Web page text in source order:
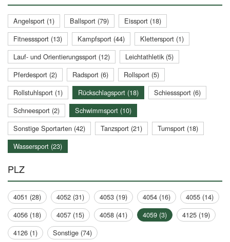
Angelsport (1) Ballsport (79)
Eissport (18)
Fitnesssport (13)
Kampfsport (44)
Klettersport (1)
Lauf- und Orientierungssport (12)
Leichtathletik (5)
Pferdesport (2)
Radsport (6)
Rollsport (5)
Rollstuhlsport (1)
Rückschlagsport (18)
Schiesssport (6)
Schneesport (2)
Schwimmsport (10)
Sonstige Sportarten (42)
Tanzsport (21)
Turnsport (18)
Wassersport (23)
PLZ
4051 (28) 4052 (31) 4053 (19) 4054 (16)
4055 (14)
4056 (18)
4057 (15) 4058 (41) 4059 (3)
4125 (19)
4126 (1)
Sonstige (74)